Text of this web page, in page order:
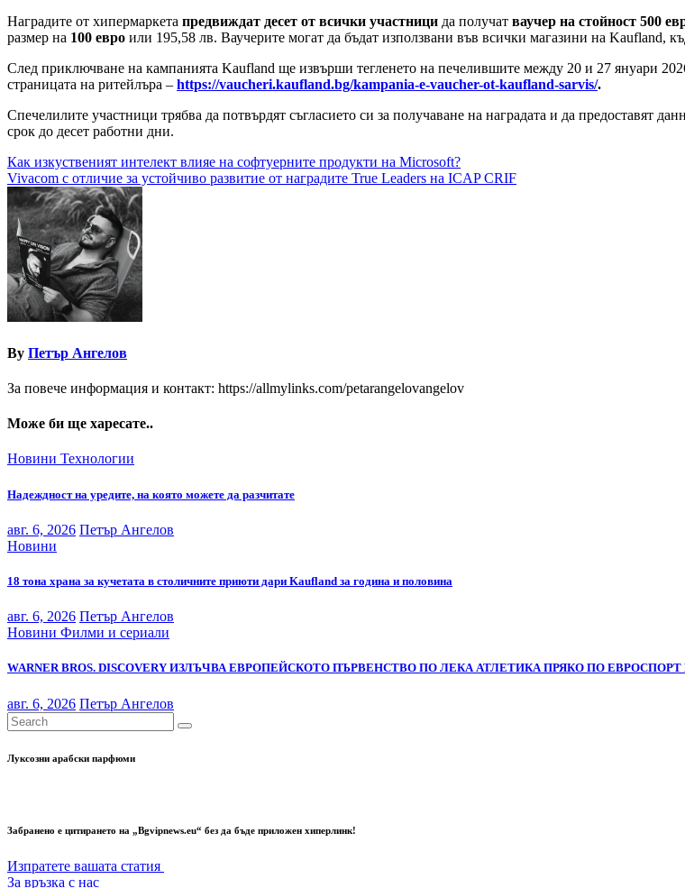
Наградите от хипермаркета предвиждат десет от всички участници да получат ваучер на стойност 500
размер на 100 евро или 195,58 лв. Ваучерите могат да бъдат използвани във всички магазини на Kaufland,
След приключване на кампанията Kaufland ще извърши тегленето на печелившите между 20 и 27 януари
страницата на ритейлъра – https://vaucheri.kaufland.bg/kampania-e-vaucher-ot-kaufland-sarvis/.
Спечелилите участници трябва да потвърдят съгласието си за получаване на наградата и да предоставят
срок до десет работни дни.
Навигация
Как изкуственият интелект влияе на софтуерните продукти на Microsoft?
Vivacom с отличие за устойчиво развитие от наградите True Leaders на ICAP CRIF
By Петър Ангелов
За повече информация и контакт: https://allmylinks.com/petarangelovangelov
Може би ще харесате..
Новини Технологии
Надеждност на уредите, на която можете да разчитате
авг. 6, 2026 Петър Ангелов
Новини
18 тона храна за кучетата в столичните приюти дари Kaufland за година и половина
авг. 6, 2026 Петър Ангелов
Новини Филми и сериали
WARNER BROS. DISCOVERY ИЗЛЪЧВА ЕВРОПЕЙСКОТО ПЪРВЕНСТВО ПО ЛЕКА АТЛЕТИКА ПРЯКО ПО
авг. 6, 2026 Петър Ангелов
Луксозни арабски парфюми
Забранено е цитирането на „Bgvipnews.eu“ без да бъде приложен хиперлинк!
Изпратете вашата статия
За връзка с нас